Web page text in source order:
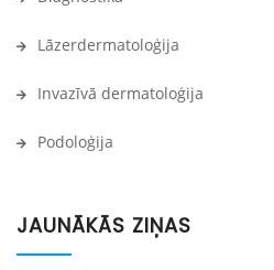
Lāzerdermatoloģija
Invazīvā dermatoloģija
Podoloģija
JAUNĀKĀS ZIŅAS